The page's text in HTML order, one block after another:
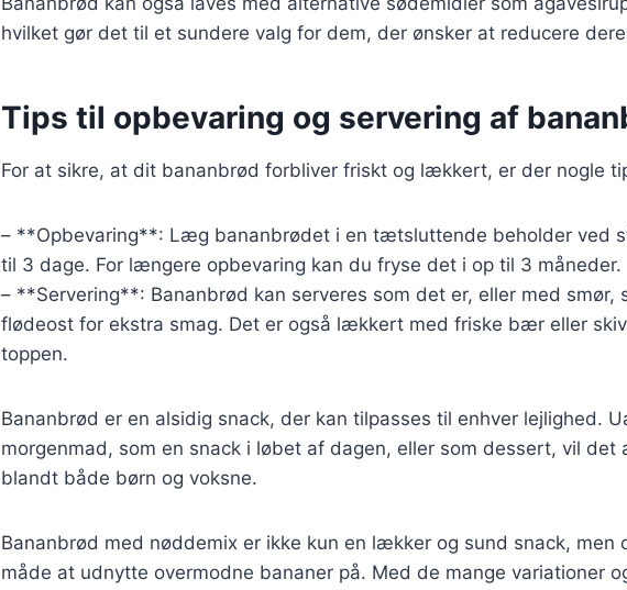
hvilket gør det til et sundere valg for dem, der ønsker at reducere
Tips til opbevaring og servering af
For at sikre, at dit bananbrød forbliver friskt og lækkert, er der nogle
– **Opbevaring**: Læg bananbrødet i en tætsluttende beholder ved
til 3 dage. For længere opbevaring kan du fryse det i op til 3 måneder.
– **Servering**: Bananbrød kan serveres som det er, eller med smør,
flødeost for ekstra smag. Det er også lækkert med friske bær eller
toppen.
Bananbrød er en alsidig snack, der kan tilpasses til enhver lejlighed.
morgenmad, som en snack i løbet af dagen, eller som dessert, vil
blandt både børn og voksne.
Bananbrød med nøddemix er ikke kun en lækker og sund snack, men
måde at udnytte overmodne bananer på. Med de mange variationer